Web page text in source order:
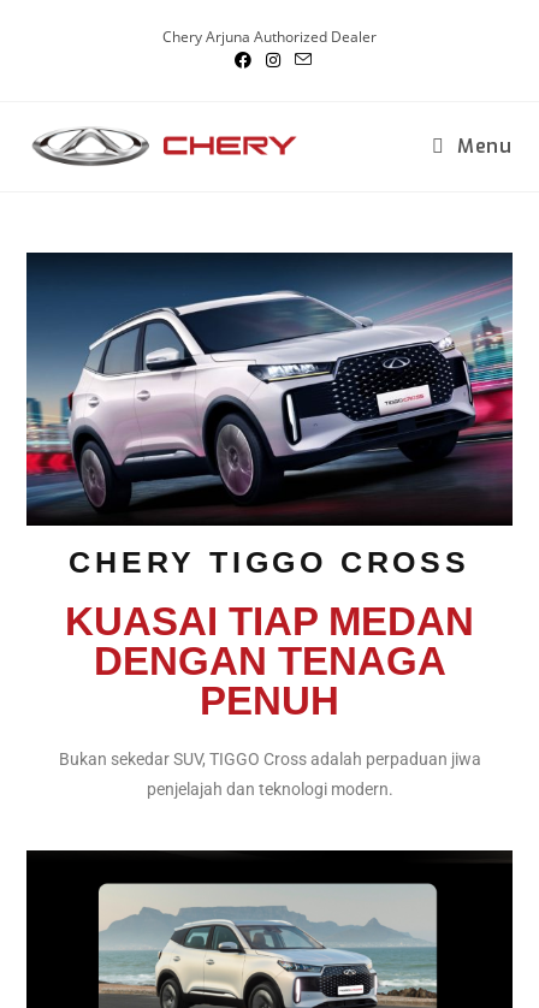
Chery Arjuna Authorized Dealer
Menu
CHERY TIGGO CROSS
KUASAI TIAP MEDAN
DENGAN TENAGA
PENUH
Bukan sekedar SUV, TIGGO Cross adalah perpaduan jiwa
penjelajah dan teknologi modern.